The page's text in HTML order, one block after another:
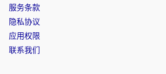
服务条款
隐私协议
应用权限
联系我们